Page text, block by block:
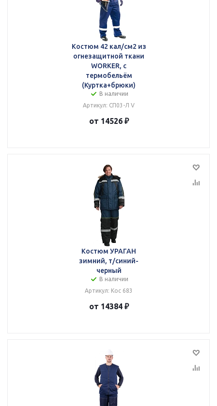
Костюм 42 кал/см2 из
огнезащитной ткани
WORKER, с
термобельём
(Куртка+брюки)
В наличии
Артикул: СП03-Л V
от 14526 ₽
Костюм УРАГАН
зимний, т/синий-
черный
В наличии
Артикул: Кос 683
от 14384 ₽